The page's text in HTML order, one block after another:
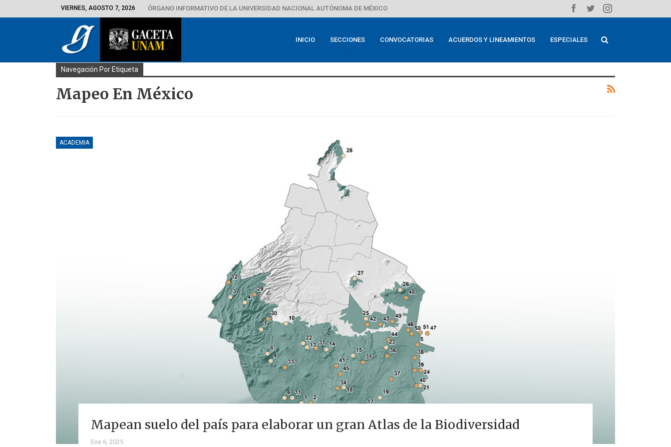
VIERNES, AGOSTO 7, 2026 ÓRGANO INFORMATIVO DE LA UNIVERSIDAD NACIONAL AUTÓNOMA DE MÉXICO
INICIO SECCIONES CONVOCATORIAS ACUERDOS Y LINEAMIENTOS ESPECIALES
Navegación Por Etiqueta
Mapeo En México
ACADEMIA
Mapean suelo del país para elaborar un gran Atlas de la Biodiversidad
Ene 6, 2025